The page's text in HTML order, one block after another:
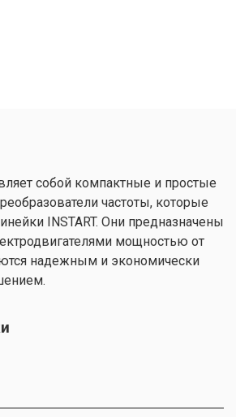
собой компактные и простые
частоты, которые
INSTART. Они предназначены
мощностью от
надежным и экономически